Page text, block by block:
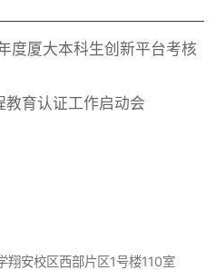
度厦大本科生创新平台考核
教育认证工作启动会
翔安校区西部片区1号楼110室